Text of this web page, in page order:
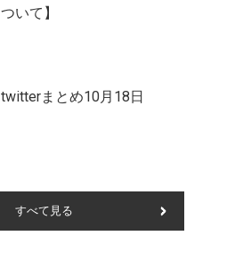
ついて】
twitterまとめ10月18日
すべて見る